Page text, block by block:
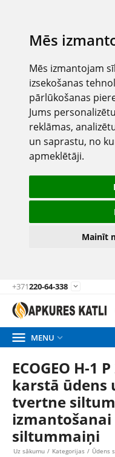
Mēs
Mēs izmantojam
izsekošanas
pārlūkošanas
Jums
reklāmas,
un saprastu, no
apmeklētāji.
Mainīt
+371220-64-338 
 MENU 
ECOGEO H-1
karstā ūdens
tvertne
siltummaiņi
Uz sākumu / Kategorijas / Ūdens